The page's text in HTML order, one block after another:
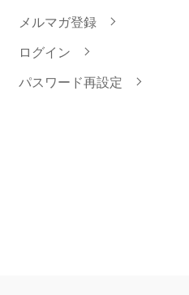
メルマガ登録
ログイン
パスワード再設定